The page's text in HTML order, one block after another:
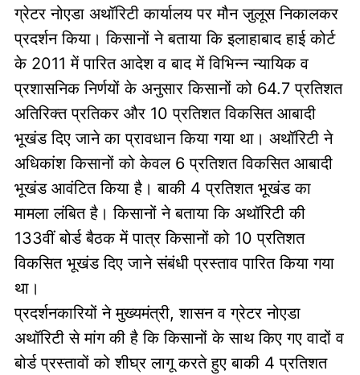
ग्रेटर नोएडा अथॉरिटी कार्यालय पर मौन जुलूस निकालकर
प्रदर्शन किया। किसानों ने बताया कि इलाहाबाद हाई कोर्ट
के 2011 में पारित आदेश व बाद में विभिन्न न्यायिक व
प्रशासनिक निर्णयों के अनुसार किसानों को 64.7 प्रतिशत
अतिरिक्त प्रतिकर और 10 प्रतिशत विकसित आबादी
भूखंड दिए जाने का प्रावधान किया गया था। अथॉरिटी ने
अधिकांश किसानों को केवल 6 प्रतिशत विकसित आबादी
भूखंड आवंटित किया है। बाकी 4 प्रतिशत भूखंड का
मामला लंबित है। किसानों ने बताया कि अथॉरिटी की
133वीं बोर्ड बैठक में पात्र किसानों को 10 प्रतिशत
विकसित भूखंड दिए जाने संबंधी प्रस्ताव पारित किया गया
था।
प्रदर्शनकारियों ने मुख्यमंत्री, शासन व ग्रेटर नोएडा
अथॉरिटी से मांग की है कि किसानों के साथ किए गए वादों व
बोर्ड प्रस्तावों को शीघ्र लागू करते हुए बाकी 4 प्रतिशत